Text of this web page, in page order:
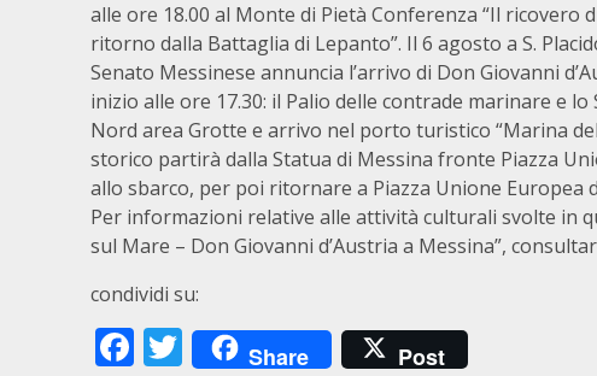
alle ore 18.00 al Monte di Pietà Conferenza “Il ricovero
ritorno dalla Battaglia di Lepanto”. Il 6 agosto a S.
Senato Messinese annuncia l’arrivo di Don Giovanni
inizio alle ore 17.30: il Palio delle contrade marinare e
Nord area Grotte e arrivo nel porto turistico “Marina
storico partirà dalla Statua di Messina fronte Piazza
allo sbarco, per poi ritornare a Piazza Unione Europea
Per informazioni relative alle attività culturali svolte in
sul Mare – Don Giovanni d’Austria a Messina”,
condividi su:
Facebook
Twitter
Share Post